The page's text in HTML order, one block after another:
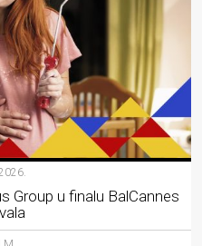
Group u finalu BalCannes